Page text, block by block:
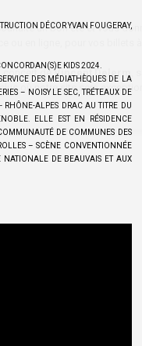
DÉCOR YVAN FOUGERAY,
KIDS 2024.
DES MÉDIATHÈQUES DE LA
– NOISY LE SEC, TRÉTEAUX DE
RHÔNE-ALPES DRAC AU TITRE DU
ELLE EST EN RÉSIDENCE
DE COMMUNES DES
– SCÈNE CONVENTIONNÉE
NATIONALE DE BEAUVAIS ET AUX
un bon été et vous
concert deVincent Delerm
,
où notre site sera